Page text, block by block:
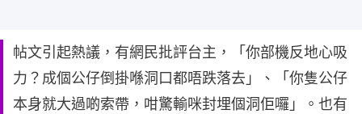
帖文引起熱議，有網民批評台主，「你部機反地心吸
力？成個公仔倒掛喺洞口都唔跌落去」、「你隻公仔
本身就大過啲索帶，咁驚輸咪封埋個洞佢囉」。也有